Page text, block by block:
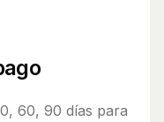
60, 90 días para